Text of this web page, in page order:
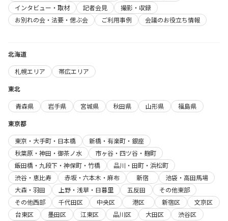
インタビュー・取材
記者会見
撮影・収録
お別れの会・法要・偲ぶ会
ご利用事例 会議のお役立ち情報
北海道
札幌エリア
帯広エリア
東北
青森県
岩手県 宮城県 秋田県 山形県
福島県
東京都
東京・大手町・日本橋
新橋・有楽町・銀座
秋葉原・神田・御茶ノ水
市ヶ谷・四ツ谷・麹町
飯田橋・九段下・神保町・竹橋
品川・田町・浜松町
渋谷・恵比寿
赤坂・六本木・麻布 新宿
池袋・高田馬場
大森・羽田
上野・浅草・日暮里 五反田
その他東部
その他西部
千代田区 中央区 港区 新宿区
文京区
台東区
墨田区 江東区 品川区 大田区
渋谷区